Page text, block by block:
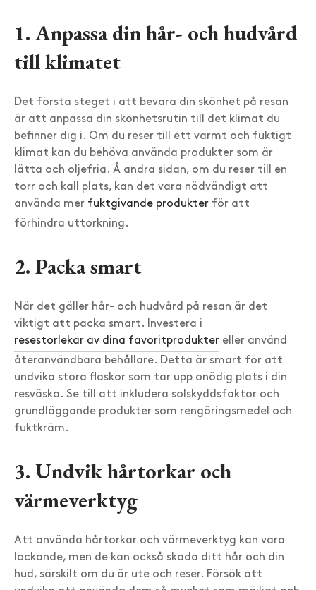
1. Anpassa din hår- och hudvård
till klimatet
Det första steget i att bevara din skönhet på resan
är att anpassa din skönhetsrutin till det klimat du
befinner dig i. Om du reser till ett varmt och fuktigt
klimat kan du behöva använda produkter som är
lätta och oljefria. Å andra sidan, om du reser till en
torr och kall plats, kan det vara nödvändigt att
använda mer fuktgivande produkter för att
förhindra uttorkning.
2. Packa smart
När det gäller hår- och hudvård på resan är det
viktigt att packa smart. Investera i
resestorlekar av dina favoritprodukter eller använd
återanvändbara behållare. Detta är smart för att
undvika stora flaskor som tar upp onödig plats i din
resväska. Se till att inkludera solskyddsfaktor och
grundläggande produkter som rengöringsmedel och
fuktkräm.
3. Undvik hårtorkar och
värmeverktyg
Att använda hårtorkar och värmeverktyg kan vara
lockande, men de kan också skada ditt hår och din
hud, särskilt om du är ute och reser. Försök att